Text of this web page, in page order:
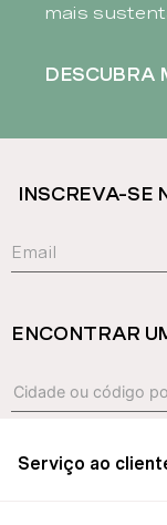
mais
DESCUBRA
INSCREVA-SE
ENCONTRAR
Serviço ao